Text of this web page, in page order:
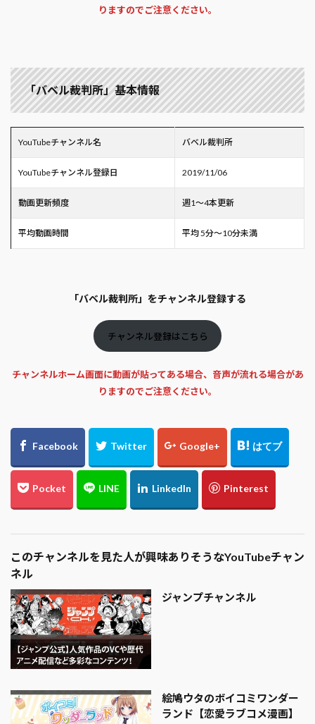
りますのでご注意ください。
「バベル裁判所」基本情報
YouTubeチャンネル名 バベル裁判所
YouTubeチャンネル登録日 2019/11/06
動画更新頻度 週1～4本更新
平均動画時間 平均 5分～10分未満
「バベル裁判所」をチャンネル登録する
チャンネル登録はこちら
チャンネルホーム画面に動画が貼ってある場合、音声が流れる場合があ
りますのでご注意ください。
このチャンネルを見た人が興味ありそうなYouTubeチャン
ネル
ジャンプチャンネル
絵鳩ウタのボイコミワンダー
ランド【恋愛ラブコメ漫画】